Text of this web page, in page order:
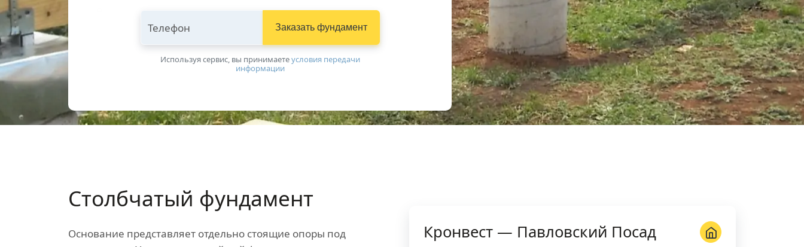
Телефон Заказать фундамент
Используя сервис, вы принимаетeусловия передачи
информации
Столбчатый фундамент
Основание представляет отдельно стоящие опоры под
Кронвест — Павловский Посад